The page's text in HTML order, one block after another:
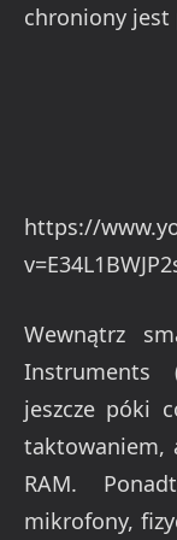
chroniony jest
https://
Wewnątrz
Instruments
jeszcze póki
taktowaniem,
RAM.
mikrofony,